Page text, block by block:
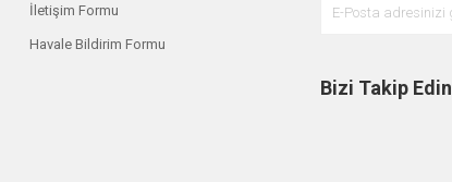
İletişim Formu
Havale Bildirim Formu
Bizi Takip Edin